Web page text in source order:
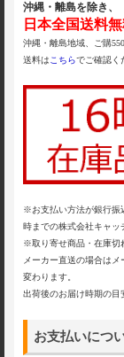
沖縄・離島を除き、
日本全国送料
沖縄・離島地域、ご購
送料は こちらでご確認く
※お支払い方法が銀行振
時までの株式会社キャッ
※取り寄せ商品・在庫切
メーカー直送の場合は
変わります。
出荷後のお届け時期の目
お支払いにつ